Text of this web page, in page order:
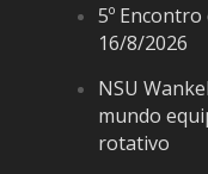
5º
16/8/2026
NSU
mundo
rotativo